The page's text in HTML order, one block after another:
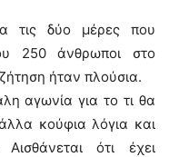
τις δύο μέρες που
250 άνθρωποι στο
ήταν πλούσια.
αγωνία για το τι θα
κούφια λόγια και
Αισθάνεται ότι έχει